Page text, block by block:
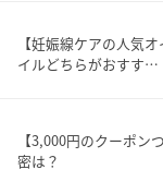
【妊娠線ケアの人気
イルどちらがおすす…
【3,000円のクーポン
密は？